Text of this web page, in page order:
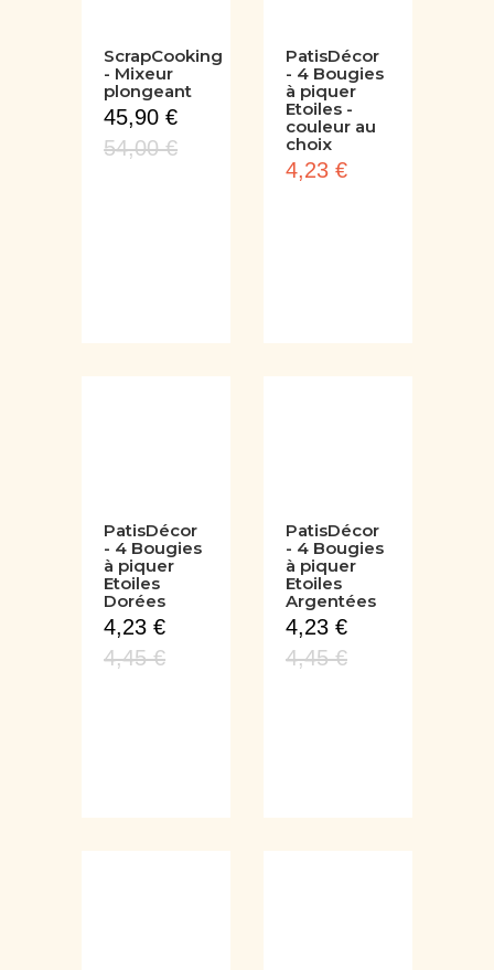
ScrapCooking
- Mixeur
plongeant
45,90 €
PatisDécor
- 4 Bougies
à piquer
Etoiles -
couleur au
choix
PatisDécor
- 4 Bougies
à piquer
Etoiles
Dorées
4,23 €
PatisDécor
- 4 Bougies
à piquer
Etoiles
Argentées
4,23 €